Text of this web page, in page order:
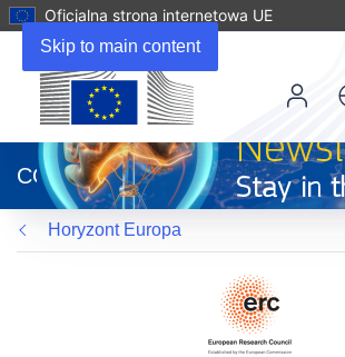
Skip to main content
Oficjalna strona internetowa UE
otworzy
się
w
nowym
oknie)
CORDIS
Horyzont Europa